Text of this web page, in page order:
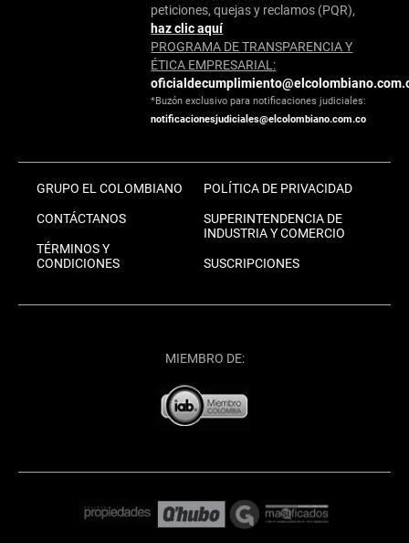
peticiones, quejas y reclamos (PQR),
haz clic aquí
PROGRAMA DE TRANSPARENCIA Y
ÉTICA EMPRESARIAL:
*Buzón exclusivo para notificaciones judiciales:
notificacionesjudiciales@elcolombiano.com.co
GRUPO EL COLOMBIANO
CONTÁCTANOS
TÉRMINOS Y
CONDICIONES
POLÍTICA DE PRIVACIDAD
SUPERINTENDENCIA DE
INDUSTRIA Y COMERCIO
SUSCRIPCIONES
MIEMBRO DE: